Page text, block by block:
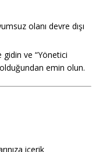
olanı devre dışı
ve “Yönetici
emin olun.
içerik